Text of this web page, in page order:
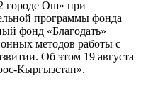
городе Ош» при
программы фонда
фонд «Благодать»
методов работы с
Об этом 19 августа
Кыргызстан».